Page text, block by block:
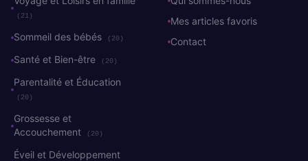
(21)
Sommeil des bébés (20)
Santé et Bien-être (20)
Parentalité et Éducation
(20)
Grossesse et
Accouchement
(20)
Éveil et Développement
Mes articles favoris
Contact